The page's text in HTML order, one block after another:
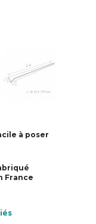
à poser
France